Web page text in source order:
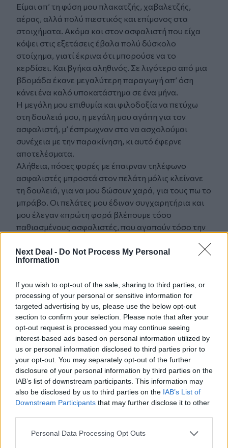
Next Deal - Do Not Process My Personal
Information
If you wish to opt-out of the sale, sharing to third parties, or
processing of your personal or sensitive information for
targeted advertising by us, please use the below opt-out
section to confirm your selection. Please note that after your
opt-out request is processed you may continue seeing
interest-based ads based on personal information utilized by
us or personal information disclosed to third parties prior to
your opt-out. You may separately opt-out of the further
disclosure of your personal information by third parties on the
IAB’s list of downstream participants. This information may
also be disclosed by us to third parties on the IAB’s List of
Downstream Participants that may further disclose it to other
Personal Data Processing Opt Outs
Είμαι απ’ τη φύση μου πλακατζής, χαβαλετζής,
αέρας, αλλά πολύ πιεστικός και επίμονος στα
στοιχήματα. Ακόμα και στον ασφαλιστή που είχα
κόψει στις εξετάσεις έβαλα πολύ δύσκολο
στοίχημα, γιατί έκρινα ότι μπορούσε να το
κερδίσει. Και βγήκα αληθινός. Σε λιγότερο από μια
βδομάδα έκανε μεγαλύτερη παραγωγή απ’ όση
κάνει ένα καλό υποκατάστημα σε ένα μήνα.
Η μεγάλη μου επιθυμία και φιλοδοξία να πετύχω
στη δουλειά μου, η μεγάλη μου αγάπη για τον
ασφαλιστή, μ’ έσπρωχναν στο να ασχολούμαι
συνέχεια με την παρακίνηση, κι αυτό έφερνε
αποτελέσματα.
Αλήθεια, πόσες φορές με έπαιρναν τηλέφωνο
ασφαλιστές μπροστά στον πελάτη μόλις κλείνανε
τη δουλειά, για να μου δώσουν χαρά, για τους πω το
μπράβο. Οι πελάτες μου έδιναν συγχαρητήρια και
μου έλεγαν «πρώτη φορά βλέπουμε τόσο
παθιασμένους ασφαλιστές, που αγαπούν τόσο την
«Το στοίχημα πρέπει να μπει στη ζωή σας, για
κάθε δραστηριότητά σας, ακόμα και για τους
Το μόνιμο στοίχημα που πρέπει όλοι να βάζετε,
είναι η προσωπική σας βελτίωση και όταν αυτό
αρχίσει να δουλεύει θα δείτε τι συγκινήσεις θα
εισπράξετε από αυτή τη δουλειά που ούτε στα
καλύτερά σας όνειρα δεν έχετε δει.
Μόνο έτσι θα κάνετε παραγωγές άπιαστες, θα
γίνετε αστέρια, πρώτοι, ξεχωριστοί,
ασφαλισταράδες. Θα ζήσετε μια ωραία ζωή, με
συγκινήσεις όχι απλά επιβίωση, με χρήμα, με
διακρίσεις, με αναγνώριση και χειροκρότημα. Κι
δουλειά μας γινόμαστε χρήσιμοι στους